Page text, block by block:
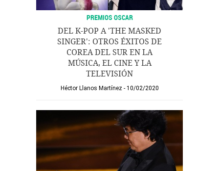
PREMIOS OSCAR
DEL K-POP A 'THE MASKED
SINGER': OTROS ÉXITOS DE
COREA DEL SUR EN LA
MÚSICA, EL CINE Y LA
TELEVISIÓN
Héctor Llanos Martínez 10/02/2020